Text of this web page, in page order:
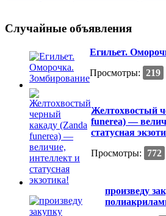
Случайные объявления
Егильет.
Просмотры: 219
Желтохвостый
funerea) —
статусная
Просмотры:
772
произведу